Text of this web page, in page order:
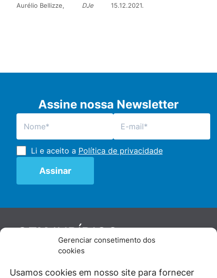
Gerenciar consetimento dos
cookies
Usamos cookies em nosso site para fornecer
Aurélio Bellizze,
DJe 15.12.2021.
Assine nossa Newsletter
Li e aceito a Política de privacidade
GENJURÍDICO
De maneira independente, os autores e
juristas e doutrinadores nacionais, se posicionam